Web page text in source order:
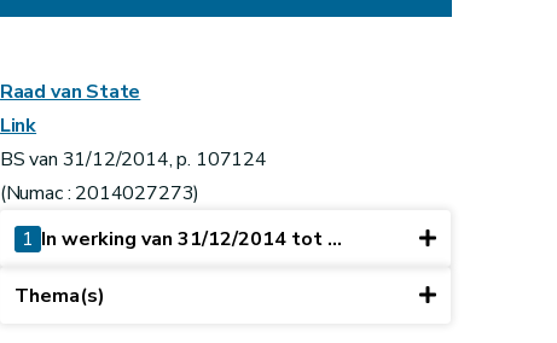
Raad van State
Link
BS van 31/12/2014, p. 107124
(Numac : 2014027273)
1 In werking van 31/12/2014 tot ...
Thema(s)